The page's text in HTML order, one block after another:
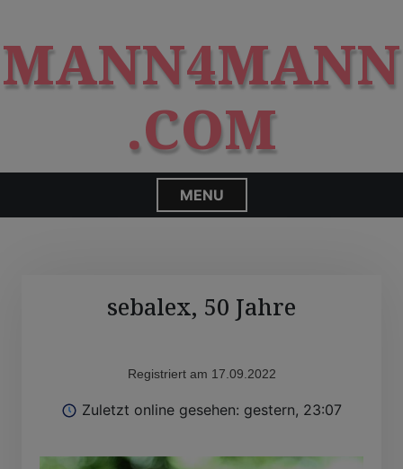
i
p
o
c
n
t
MANN4MANN
.COM
MENU
sebalex, 50 Jahre
Registriert am 17.09.2022
Zuletzt online gesehen: gestern, 23:07